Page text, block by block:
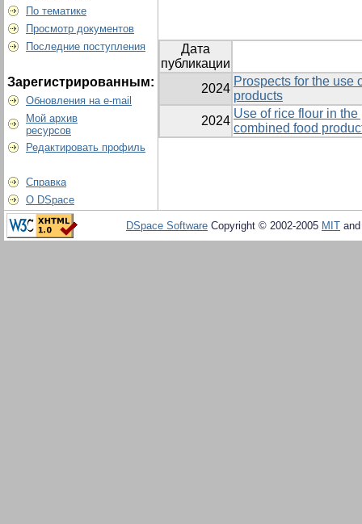
По тематике
Просмотр документов
Последние поступления
Зарегистрированным:
Обновления на e-mail
Мой архив
ресурсов
Редактировать профиль
Справка
О DSpace
Дата
публикации
2024
Prospects for the use
products
2024
Use of rice flour in
combined food
DSpace Software Copyright © 2002-2005 MIT